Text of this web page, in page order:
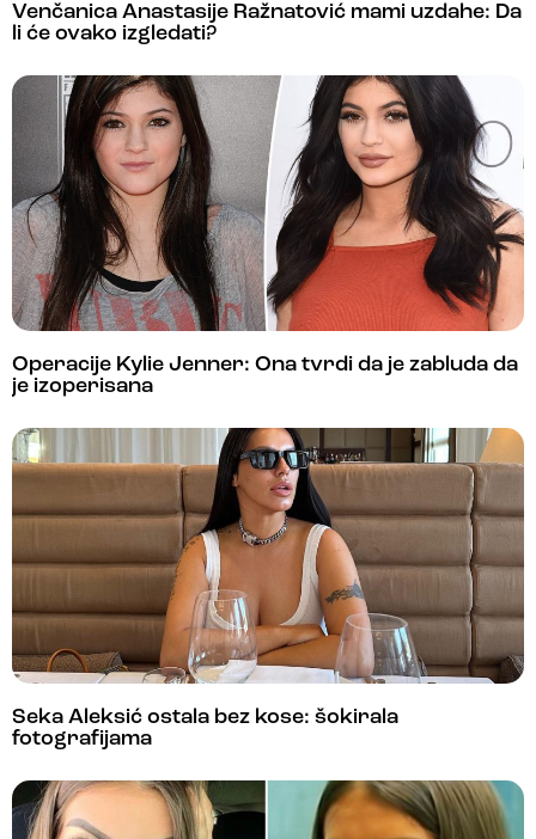
Venčanica Anastasije Ražnatović mami uzdahe: Da
li će ovako izgledati?
Operacije Kylie Jenner: Ona tvrdi da je zabluda da
je izoperisana
Seka Aleksić ostala bez kose: šokirala
fotografijama